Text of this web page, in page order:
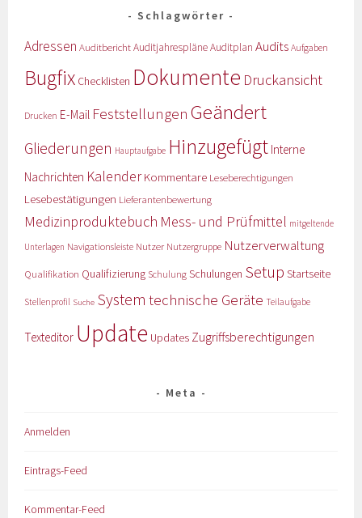
Schlagwörter
Adressen AuditberichtAuditjahrespläneAuditplan Audits Aufgaben
Bugfix Checklisten Dokumente Druckansicht
Drucken E-Mail Feststellungen Geändert
Gliederungen Hauptaufgabe Hinzugefügt Interne
Nachrichten KalenderKommentare Leseberechtigungen
Lesebestätigungen Lieferantenbewertung
Medizinproduktebuch Mess- und Prüfmittel mitgeltende
Unterlagen Navigationsleiste Nutzer Nutzergruppe Nutzerverwaltung
Qualifikation Qualifizierung Schulung Schulungen Setup Startseite
Stellenprofil Suche System technische Geräte Teilaufgabe
Texteditor Update Updates Zugriffsberechtigungen
Meta
Anmelden
Eintrags-Feed
Kommentar-Feed